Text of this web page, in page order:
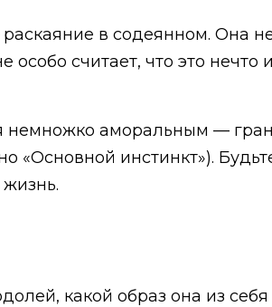
в содеянном. Она
считает, что это
немножко аморальным —
«Основной инстинкт»).
какой образ она из